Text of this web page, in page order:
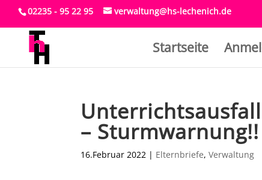
02235 - 95 22 95 verwaltung@hs-lechenich.de
Startseite
– Sturmwarnung!!
16.Februar 2022 | Elternbriefe,Verwaltung